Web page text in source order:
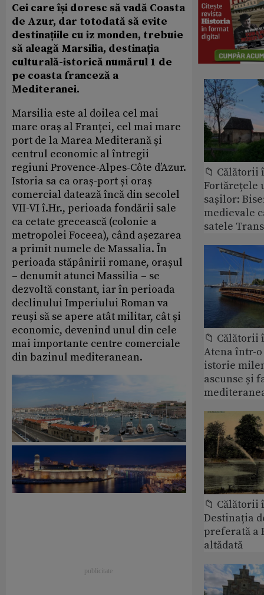
Cei care își doresc să vadă Coasta
de Azur, dar totodată să evite
destinațiile cu iz monden, trebuie
să aleagă Marsilia, destinația
culturală-istorică numărul 1 de
pe coasta franceză a
Mediteranei.
Marsilia este al doilea cel mai
mare oraș al Franței, cel mai mare
port de la Marea Mediterană și
centrul economic al întregii
regiuni Provence-Alpes-Côte d’Azur.
Istoria sa ca oraș-port și oraș
comercial datează încă din secolel
VII-VI î.Hr., perioada fondării sale
ca cetate grecească (colonie a
metropolei Foceea), când așezarea
a primit numele de Massalia. În
perioada stăpânirii romane, orașul
– denumit atunci Massilia – se
dezvoltă constant, iar în perioada
declinului Imperiului Roman va
reuși să se apere atât militar, cât și
economic, devenind unul din cele
mai importante centre comerciale
din bazinul mediteranean.
📁 Călătorii
Fortărețele
sașilor:
medievale
satele
📁 Călătorii
Atena într-
istorie
ascunse și
📁 Călătorii
Destinația
preferată a
altădată